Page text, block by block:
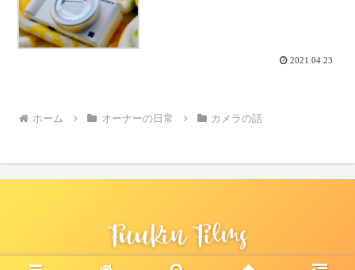
2021.04.23
ホーム オーナーの日常 カメラの話